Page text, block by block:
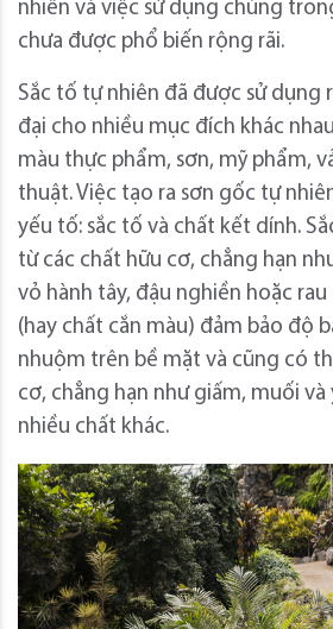
nhiên và việc sử dụng chúng
chưa được phổ biến rộng rãi.
Sắc tố tự nhiên đã được sử dụng
đại cho nhiều mục đích khác
màu thực phẩm, sơn, mỹ phẩm,
thuật. Việc tạo ra sơn gốc tự
yếu tố: sắc tố và chất kết dính.
từ các chất hữu cơ, chẳng hạn
vỏ hành tây, đậu nghiền hoặc
(hay chất cắn màu) đảm bảo độ
nhuộm trên bề mặt và cũng có
cơ, chẳng hạn như giấm, muối
nhiều chất khác.